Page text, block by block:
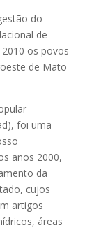
do
de
os povos
de Mato
foi uma
anos 2000,
da
cujos
artigos
áreas